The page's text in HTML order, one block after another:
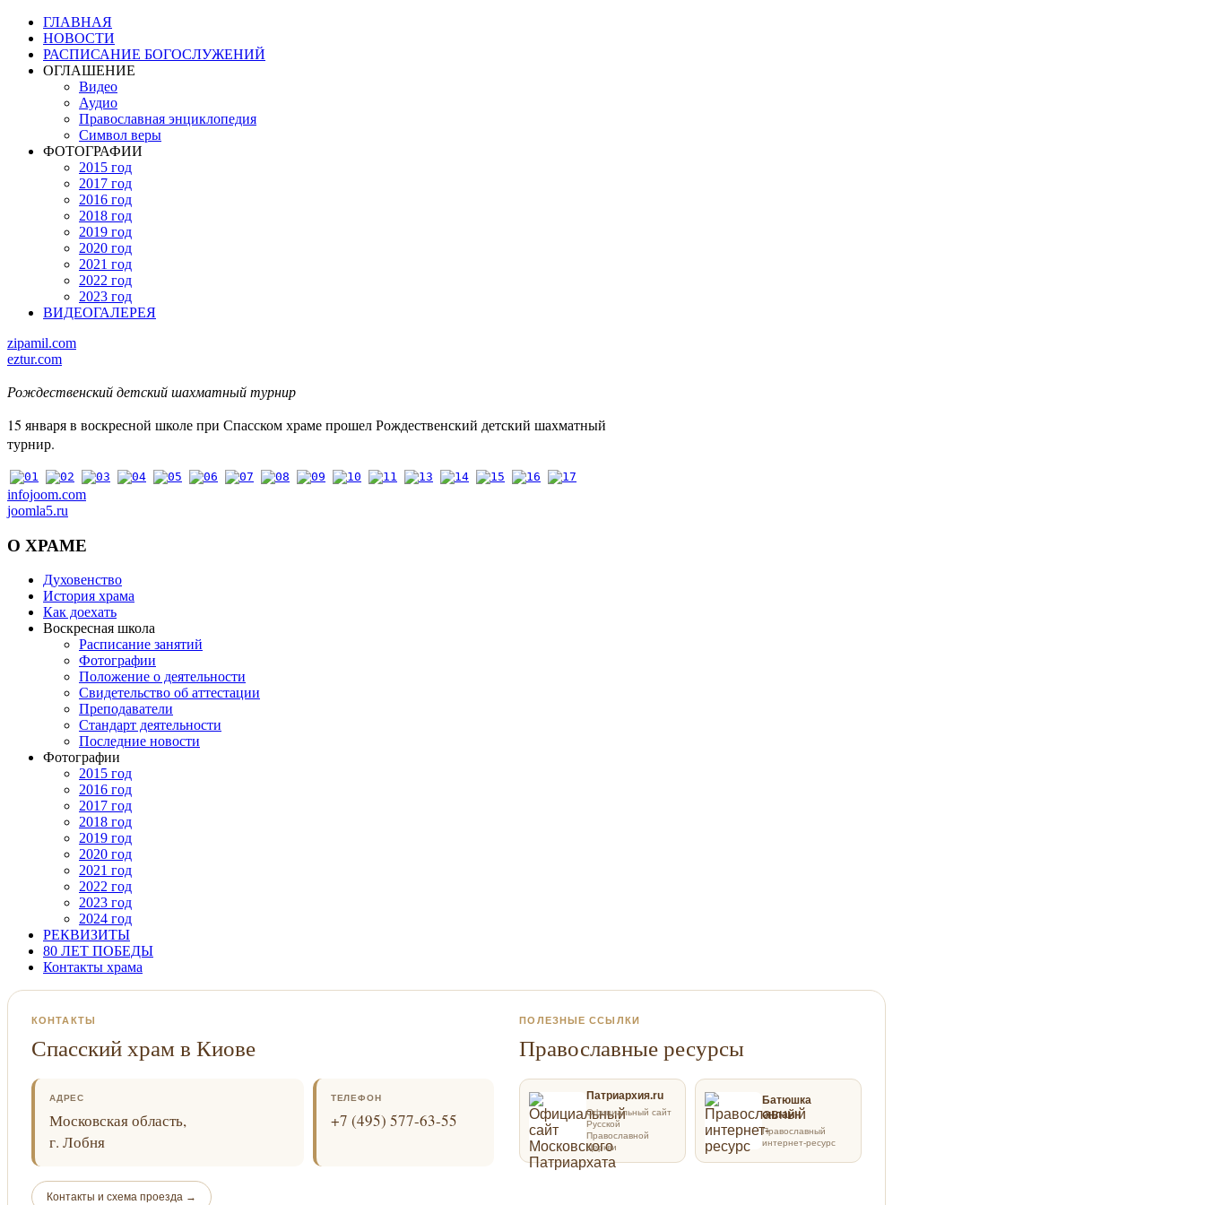
ГЛАВНАЯ
НОВОСТИ
РАСПИСАНИЕ БОГОСЛУЖЕНИЙ
ОГЛАШЕНИЕ
Видео
Аудио
Православная энциклопедия
Символ веры
ФОТОГРАФИИ
2015 год
2017 год
2016 год
2018 год
2019 год
2020 год
2021 год
2022 год
2023 год
ВИДЕОГАЛЕРЕЯ
zipamil.com
eztur.com
Рождественский детский шахматный турнир
15 января в воскресной школе при Спасском храме прошел Рождественский детский шахматный
турнир.
infojoom.com
joomla5.ru
О ХРАМЕ
Духовенство
История храма
Как доехать
Воскресная школа
Расписание занятий
Фотографии
Положение о деятельности
Свидетельство об аттестации
Преподаватели
Стандарт деятельности
Последние новости
Фотографии
2015 год
2016 год
2017 год
2018 год
2019 год
2020 год
2021 год
2022 год
2023 год
2024 год
РЕКВИЗИТЫ
80 ЛЕТ ПОБЕДЫ
Контакты храма
КОНТАКТЫ
Спасский храм в Киове
АДРЕС
Московская область,
г. Лобня
ТЕЛЕФОН
+7 (495) 577-63-55
Контакты и схема проезда →
ПОЛЕЗНЫЕ ССЫЛКИ
Православные ресурсы
Патриархия.ru
Официальный сайт
Русской
Православной
Церкви
Батюшка
онлайн
Православный
интернет-ресурс